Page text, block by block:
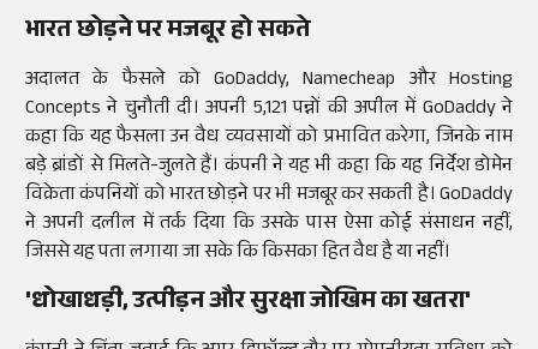
भारत छोड़ने पर मजबूर हो सकते
अदालत के फैसले को GoDaddy, Namecheap और Hosting
Concepts ने चुनौती दी। अपनी 5,121 पन्नों की अपील में GoDaddy ने
कहा कि यह फैसला उन वैध व्यवसायों को प्रभावित करेगा, जिनके नाम
बड़े ब्रांडों से मिलते-जुलते हैं। कंपनी ने यह भी कहा कि यह निर्देश डोमेन
विक्रेता कंपनियों को भारत छोड़ने पर भी मजबूर कर सकती है। GoDaddy
ने अपनी दलील में तर्क दिया कि उसके पास ऐसा कोई संसाधन नहीं,
जिससे यह पता लगाया जा सके कि किसका हित वैध है या नहीं।
'धोखाधड़ी, उत्पीड़न और सुरक्षा जोखिम का खतरा'